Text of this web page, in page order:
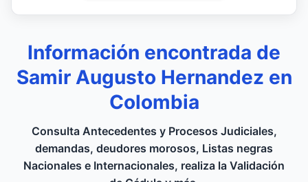
Información encontrada de
Samir Augusto Hernandez en
Colombia
Consulta Antecedentes y Procesos Judiciales,
demandas, deudores morosos, Listas negras
Nacionales e Internacionales, realiza la Validación